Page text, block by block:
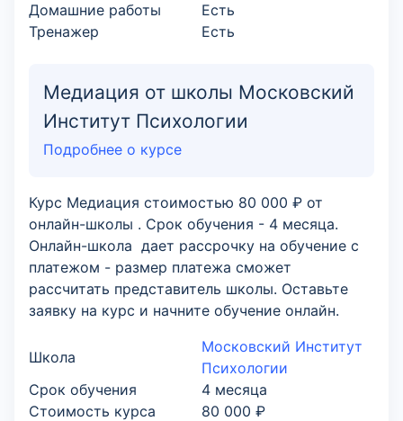
Домашние работы
Есть
Тренажер
Есть
Медиация от школы Московский
Институт Психологии
Подробнее о курсе
Курс Медиация стоимостью 80 000 ₽ от
онлайн-школы . Срок обучения - 4 месяца.
Онлайн-школа дает рассрочку на обучение с
платежом - размер платежа сможет
рассчитать представитель школы. Оставьте
заявку на курс и начните обучение онлайн.
Школа
Московский Институт
Психологии
Срок обучения
4 месяца
Стоимость курса
80 000 ₽